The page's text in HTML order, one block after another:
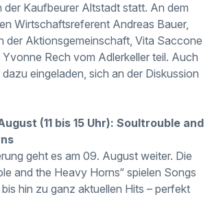
der Kaufbeurer Altstadt statt. An dem
Wirtschaftsreferent Andreas Bauer,
der Aktionsgemeinschaft, Vita Saccone
Rech vom Adlerkeller teil. Auch
eingeladen, sich an der Diskussion
(11 bis 15 Uhr): Soultrouble and
geht es am 09. August weiter. Die
and the Heavy Horns“ spielen Songs
hin zu ganz aktuellen Hits – perfekt